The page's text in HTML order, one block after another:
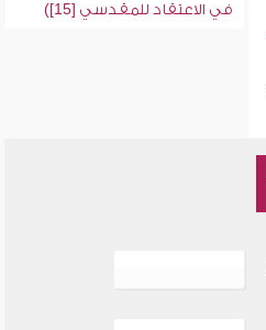
في الاعتقاد للمقدسي [15])